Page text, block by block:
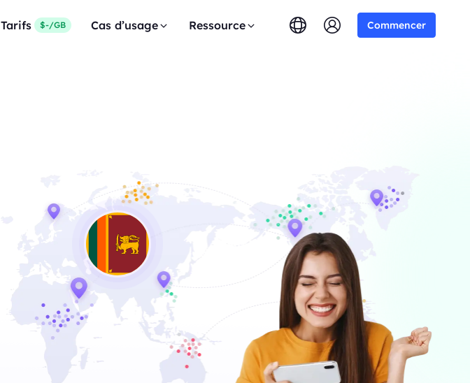
Tarifs $-/GB Cas d’usage Ressource Commencer